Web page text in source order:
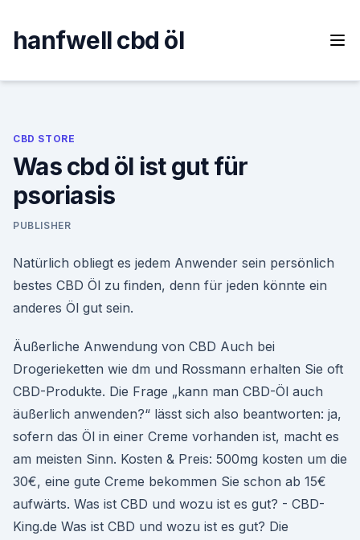
content
hanfwell cbd öl
CBD STORE
Was cbd öl ist gut für
psoriasis
PUBLISHER
Natürlich obliegt es jedem Anwender sein persönlich
bestes CBD Öl zu finden, denn für jeden könnte ein
anderes Öl gut sein.
Äußerliche Anwendung von CBD Auch bei
Drogerieketten wie dm und Rossmann erhalten Sie oft
CBD-Produkte. Die Frage „kann man CBD-Öl auch
äußerlich anwenden?“ lässt sich also beantworten: ja,
sofern das Öl in einer Creme vorhanden ist, macht es
am meisten Sinn. Kosten & Preis: 500mg kosten um die
30€, eine gute Creme bekommen Sie schon ab 15€
aufwärts. Was ist CBD und wozu ist es gut? - CBD-
King.de Was ist CBD und wozu ist es gut? Die